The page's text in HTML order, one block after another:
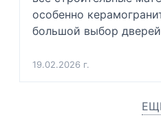
особенно
большой выбор
19.02.2026 г.